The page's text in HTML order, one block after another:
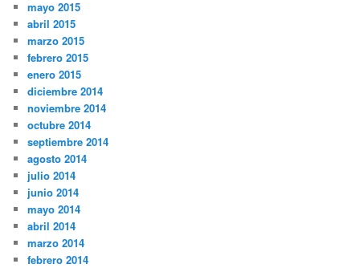
mayo 2015
abril 2015
marzo 2015
febrero 2015
enero 2015
diciembre 2014
noviembre 2014
octubre 2014
septiembre 2014
agosto 2014
julio 2014
junio 2014
mayo 2014
abril 2014
marzo 2014
febrero 2014